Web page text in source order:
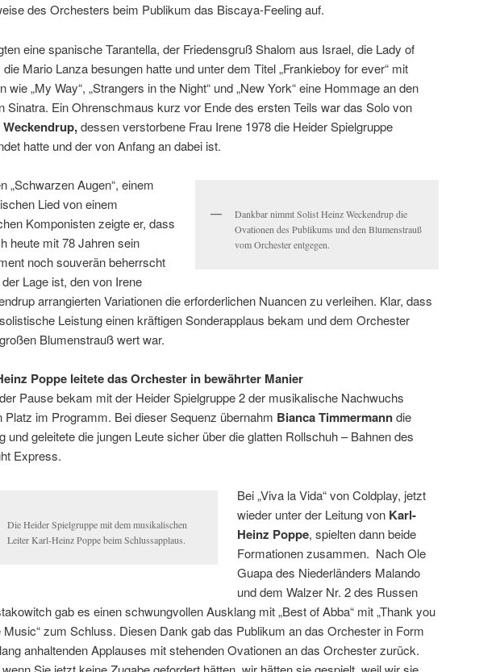
des Orchesters beim Publikum das Biscaya-Feeling auf.
eine spanische Tarantella, der Friedensgruß Shalom aus Israel, die Lady of
die Mario Lanza besungen hatte und unter dem Titel „Frankieboy for ever“ mit
wie „My Way“, „Strangers in the Night“ und „New York“ eine Hommage an den
Sinatra. Ein Ohrenschmaus kurz vor Ende des ersten Teils war das Solo von
Weckendrup,dessen verstorbene Frau Irene 1978 die Heider Spielgruppe
hatte und der von Anfang an dabei ist.
Dankbar nimmt Solist Heinz Weckendrup die
Ovationen des Publikums und den Blumenstrauß
vom Orchester entgegen.
„Schwarzen Augen“, einem
Lied von einem
Komponisten zeigte er, dass
heute mit 78 Jahren sein
noch souverän beherrscht
der Lage ist, den von Irene
arrangierten Variationen die erforderlichen Nuancen zu verleihen. Klar, dass
Leistung einen kräftigen Sonderapplaus bekam und dem Orchester
Blumenstrauß wert war.
Poppe leitete das Orchester in bewährter Manier
Pause bekam mit der Heider Spielgruppe 2 der musikalische Nachwuchs
Platz im Programm. Bei dieser Sequenz übernahm Bianca Timmermanndie
und geleitete die jungen Leute sicher über die glatten Rollschuh – Bahnen des
Express.
Die Heider Spielgruppe mit dem musikalischen
Leiter Karl-Heinz Poppe beim Schlussapplaus.
Bei „Viva la Vida“ von Coldplay, jetzt
wieder unter der Leitung von Karl-
Heinz Poppe, spielten dann beide
Formationen zusammen. Nach Ole
Guapa des Niederländers Malando
und dem Walzer Nr. 2 des Russen
gab es einen schwungvollen Ausklang mit „Best of Abba“ mit „Thank you
Music“ zum Schluss. Diesen Dank gab das Publikum an das Orchester in Form
anhaltenden Applauses mit stehenden Ovationen an das Orchester zurück.